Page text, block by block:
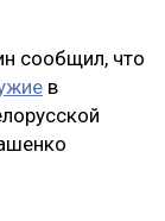
сообщил, что
в